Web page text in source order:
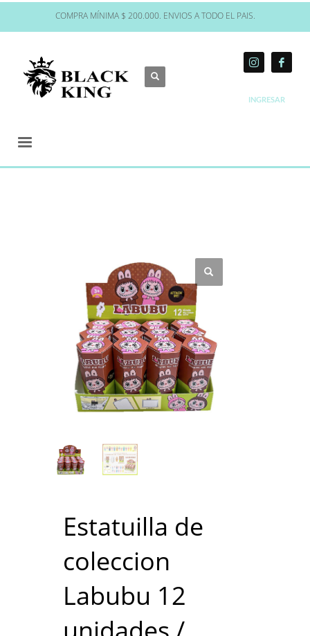
COMPRA MÍNIMA $ 200.000. ENVIOS A TODO EL PAIS.
INGRESAR
Estatuilla de
coleccion
Labubu 12